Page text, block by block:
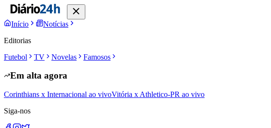
Início
Notícias
Editorias
Futebol
TV Novelas Famosos
Em alta agora
Corinthians x Internacional ao vivoVitória x Athletico-PR ao vivo
Siga-nos